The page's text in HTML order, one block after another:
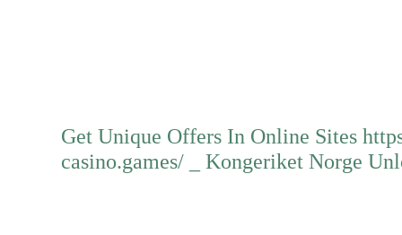
Get Unique Offers In Online Sites
casino.games/ _ Kongeriket Norge